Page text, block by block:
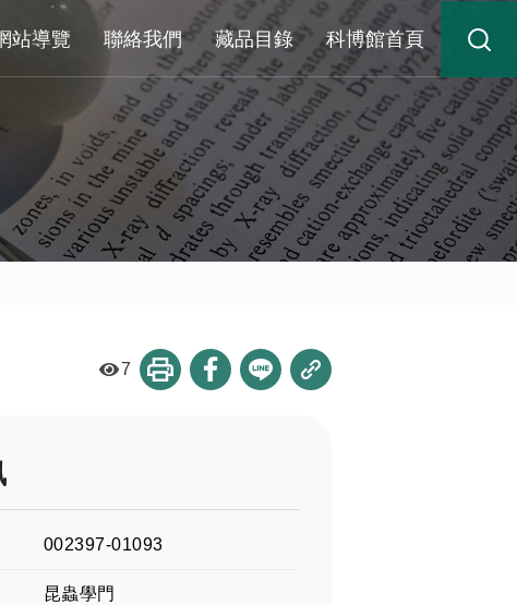
站導覽 聯絡我們 藏品目錄 科博館首頁
7
002397-01093
昆蟲學門